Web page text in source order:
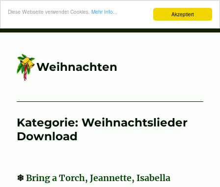
Akzeptiert
Diese Webseite verwendet Cookies. Mehr Info...
Weihnachten
Kategorie:Weihnachtslieder
Download
Bring a Torch, Jeannette, Isabella